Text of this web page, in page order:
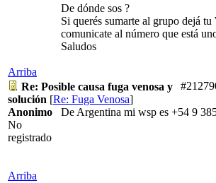
De dónde sos ?
Si querés sumarte al grupo dejá
comunicate al número que está
Saludos
Arriba
Re: Posible causa fuga venosa y
solución [Re: Fuga Venosa]
Anonimo
No
registrado
De Argentina mi wsp es +54 9
Arriba